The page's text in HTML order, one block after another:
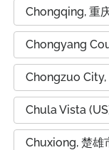
Chongqing, 重
Chongyang
Chongzuo City,
Chula Vista
Chuxiong, 楚雄